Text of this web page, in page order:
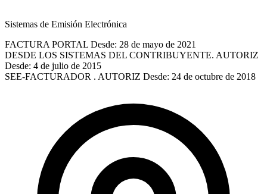
Sistemas de Emisión Electrónica
FACTURA PORTAL Desde: 28 de mayo de 2021
DESDE LOS SISTEMAS DEL CONTRIBUYENTE. AUTORIZ
Desde: 4 de julio de 2015
SEE-FACTURADOR . AUTORIZ Desde: 24 de octubre de 2018